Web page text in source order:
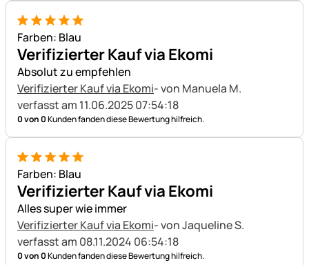
5 von 5
Farben: Blau
Verifizierter Kauf via Ekomi
Absolut zu empfehlen
Verifizierter Kauf via Ekomi- von Manuela M.
verfasst am 11.06.2025 07:54:18
0 von 0Kunden fanden diese Bewertung hilfreich.
5 von 5
Farben: Blau
Verifizierter Kauf via Ekomi
Alles super wie immer
Verifizierter Kauf via Ekomi- von Jaqueline S.
verfasst am 08.11.2024 06:54:18
0 von 0Kunden fanden diese Bewertung hilfreich.